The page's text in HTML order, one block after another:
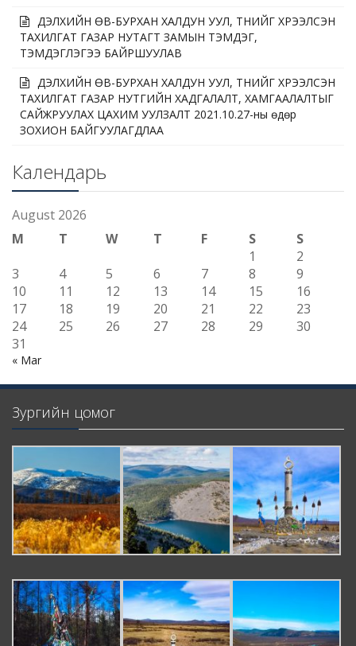
ДЭЛХИЙН ӨВ-БУРХАН ХАЛДУН УУЛ, ТҮҮНИЙГ ХҮРЭЭЛСЭН
ТАХИЛГАТ ГАЗАР НУТАГТ ЗАМЫН ТЭМДЭГ,
ТЭМДЭГЛЭГЭЭ БАЙРШУУЛАВ
ДЭЛХИЙН ӨВ-БУРХАН ХАЛДУН УУЛ, ТҮҮНИЙГ ХҮРЭЭЛСЭН
ТАХИЛГАТ ГАЗАР НУТГИЙН ХАДГАЛАЛТ, ХАМГААЛАЛТЫГ
САЙЖРУУЛАХ ЦАХИМ УУЛЗАЛТ 2021.10.27-ны өдөр
ЗОХИОН БАЙГУУЛАГДЛАА
Календарь
August 2026
M
T W T F S
S
1
2
3
4 5 6 7 8
9
10
11 12 13 14 15
16
17
18 19 20 21 22
23
24
25 26 27 28 29
30
31
« Mar
Зургийн цомог